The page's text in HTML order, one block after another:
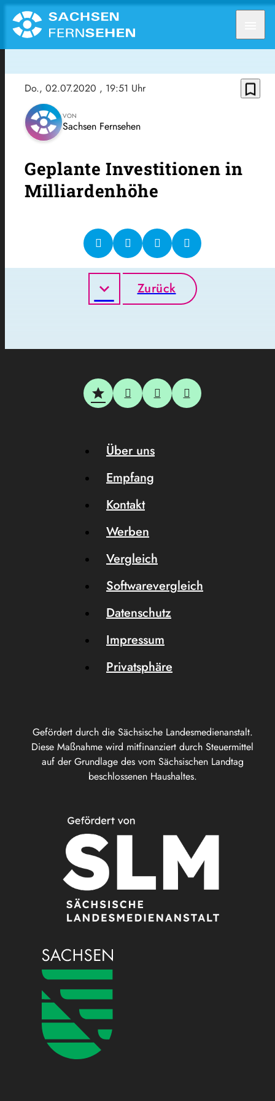
Do., 02.07.2020 , 19:51 Uhr bookmark_border
VON
Sachsen Fernsehen
Geplante Investitionen in
Milliardenhöhe
Zurück
Gefördert durch die Sächsische Landesmedienanstalt.
Diese Maßnahme wird mitfinanziert durch Steuermittel
auf der Grundlage des vom Sächsischen Landtag
beschlossenen Haushaltes.
Über uns
Empfang
Kontakt
Werben
Vergleich
Softwarevergleich
Datenschutz
Impressum
Privatsphäre